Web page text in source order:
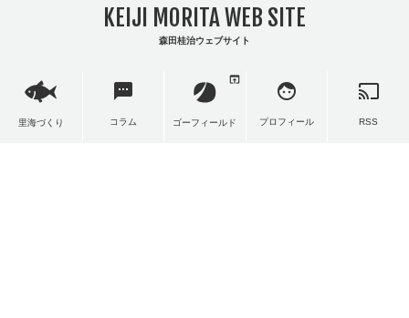
KEIJI MORITA WEB SITE
森田桂治ウェブサイト
里海づくり
sms
コラム ゴーフィールド
open_in_browser
face
プロフィール
cast
RSS